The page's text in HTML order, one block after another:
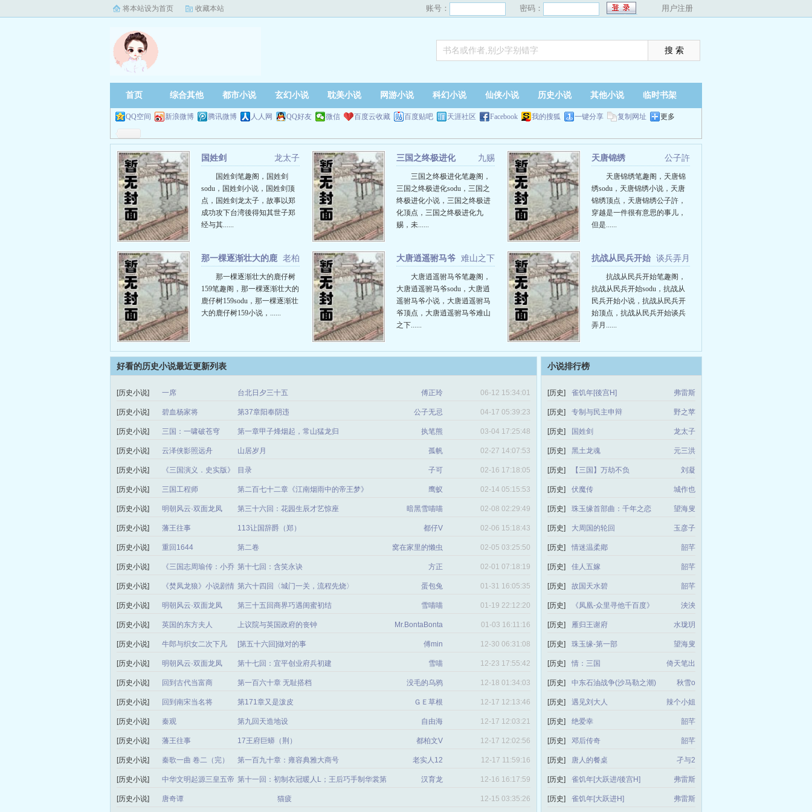
将本站设为首页 收藏本站 账号： 密码： 用户注册
首页 综合其他 都市小说 玄幻小说 耽美小说 网游小说 科幻小说 仙侠小说 历史小说 其他小说 临时书架
QQ空间 新浪微博 腾讯微博 人人网 QQ好友 微信 百度云收藏 百度贴吧 天涯社区 Facebook 我的搜狐 一键分享 复制网址 更多
龙太子
国姓剑
国姓剑笔趣阁，国姓剑
sodu，国姓剑小说，国姓剑顶
点，国姓剑龙太子，故事以郑
成功攻下台湾後得知其世子郑
经与其......
九赐
三国之终极进化
三国之终极进化笔趣阁，
三国之终极进化sodu，三国之
终极进化小说，三国之终极进
化顶点，三国之终极进化九
赐，未......
公子許
天唐锦绣
天唐锦绣笔趣阁，天唐锦
绣sodu，天唐锦绣小说，天唐
锦绣顶点，天唐锦绣公子許，
穿越是一件很有意思的事儿，
但是......
老柏
那一棵逐渐壮大的鹿
仔树159
那一棵逐渐壮大的鹿仔树
159笔趣阁，那一棵逐渐壮大的
鹿仔树159sodu，那一棵逐渐壮
大的鹿仔树159小说，......
难山之下
大唐逍遥驸马爷
大唐逍遥驸马爷笔趣阁，
大唐逍遥驸马爷sodu，大唐逍
遥驸马爷小说，大唐逍遥驸马
爷顶点，大唐逍遥驸马爷难山
之下......
谈兵弄月
抗战从民兵开始
抗战从民兵开始笔趣阁，
抗战从民兵开始sodu，抗战从
民兵开始小说，抗战从民兵开
始顶点，抗战从民兵开始谈兵
弄月......
好看的历史小说最近更新列表
[历史小说] 一席 台北日夕三十五 傅正玲 06-12 15:34:01
[历史小说] 碧血杨家将 第37章阳奉阴违 公子无忌 04-17 05:39:23
[历史小说] 三国：一啸破苍穹 第一章甲子烽烟起，常山猛龙归 执笔熊 03-04 17:25:48
[历史小说] 云泽侠影照远舟 山居岁月 孤帆 02-27 14:07:53
[历史小说]
《三国演义．史实版》
（中卷）当涂高代汉
目录 子可 02-16 17:18:05
[历史小说] 三国工程师 第二百七十二章《江南烟雨中的帝王梦》 鹰蚁 02-14 05:15:53
[历史小说] 明朝风云·双面龙凤 第三十六回：花园生辰才艺惊座 暗黑雪喵喵 02-08 02:29:49
[历史小说] 藩王往事 113让国辞爵（郑） 都仔V 02-06 15:18:43
[历史小说] 重回1644 第二卷 窝在家里的懒虫 02-05 03:25:50
[历史小说]
《三国志周瑜传：小乔
忆夫》
第十七回：含笑永诀 方正 02-01 07:18:19
[历史小说]
《焚凤龙狼》小说剧情
－纯属虚构
第六十四回〈城门一关，流程先烧〉 蛋包兔 01-31 16:05:35
[历史小说] 明朝风云·双面龙凤 第三十五回商界巧遇闺蜜初结 雪喵喵 01-19 22:12:20
[历史小说] 英国的东方夫人 上议院与英国政府的丧钟 Mr.BontaBonta 01-03 16:11:16
[历史小说] 牛郎与织女二次下凡 [第五十六回]做对的事 傅min 12-30 06:31:08
[历史小说] 明朝风云·双面龙凤 第十七回：宜平创业府兵初建 雪喵 12-23 17:55:42
[历史小说] 回到古代当富商 第一百六十章 无耻搭档 没毛的乌鸦 12-18 01:34:03
[历史小说] 回到南宋当名将 第171章又是泼皮 ＧＥ草根 12-17 12:13:46
[历史小说] 秦观 第九回天造地设 自由海 12-17 12:03:21
[历史小说] 藩王往事 17王府巨蟒（荆） 都柏文V 12-17 12:02:56
[历史小说] 秦歌一曲 卷二（完） 第一百九十章：雍容典雅大商号 老实人12 12-17 11:59:16
[历史小说]
中华文明起源三皇五帝
第一部 燧人氏传奇
第十一回：初制衣冠暖人L；王后巧手制华裳第
四节：文明的最终定型
汉育龙 12-16 16:17:59
[历史小说] 唐奇谭 猫疲 12-15 03:35:26
小说排行榜
[历史] 雀饥年[後宫H] 弗雷斯
[历史] 专制与民主申辩 野之苹
[历史] 国姓剑 龙太子
[历史] 黑土龙魂 元三洪
[历史] 【三国】万劫不负 刘凝
[历史] 伏魔传 城作也
[历史] 珠玉缘首部曲：千年之恋 望海叟
[历史] 大周国的轮回 玉彦子
[历史] 情迷温柔鄕 韶芊
[历史] 佳人五嫁 韶芊
[历史] 故国天水碧 韶芊
[历史] 《凤凰-众里寻他千百度》 泱泱
[历史] 雁归王谢府 水珑玥
[历史] 珠玉缘-第一部 望海叟
[历史] 情：三国 倚天笔出
[历史] 中东石油战争(沙马勒之潮) 秋雪o
[历史] 遇见刘大人 辣个小姐
[历史] 绝爱幸 韶芊
[历史] 邓后传奇 韶芊
[历史] 唐人的餐桌 孑与2
[历史] 雀饥年[大跃进/後宫H] 弗雷斯
[历史] 雀饥年[大跃进H] 弗雷斯